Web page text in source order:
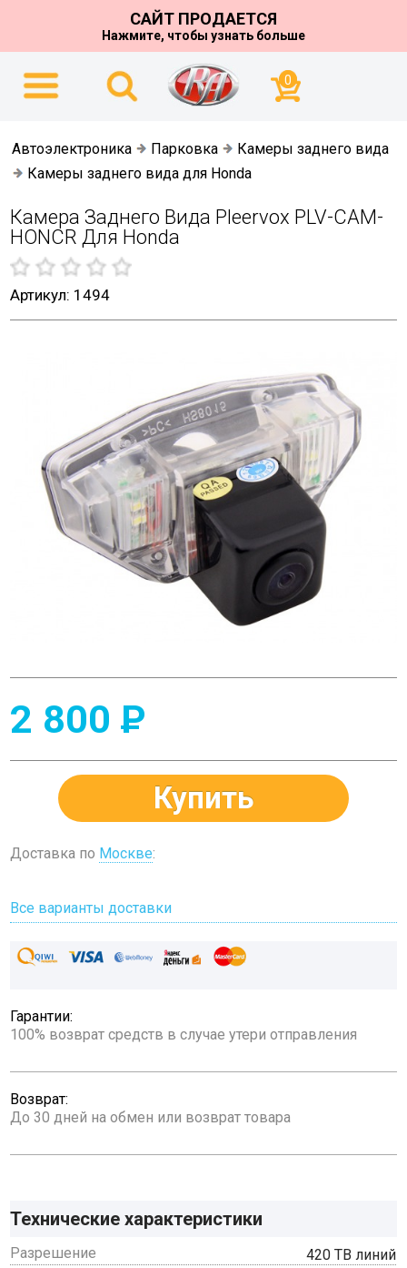
САЙТ ПРОДАЕТСЯ
Нажмите, чтобы узнать больше
0
Автоэлектроника Парковка
Камеры заднего вида
Камеры заднего вида для Honda
Камера Заднего Вида Pleervox PLV-CAM-
HONCR Для Honda
Артикул: 1494
2 800 P
Купить
Доставка по Москве:
Все варианты доставки
Гарантии:
100% возврат средств в случае утери отправления
Возврат:
До 30 дней на обмен или возврат товара
Технические характеристики
Разрешение 420 ТВ линий